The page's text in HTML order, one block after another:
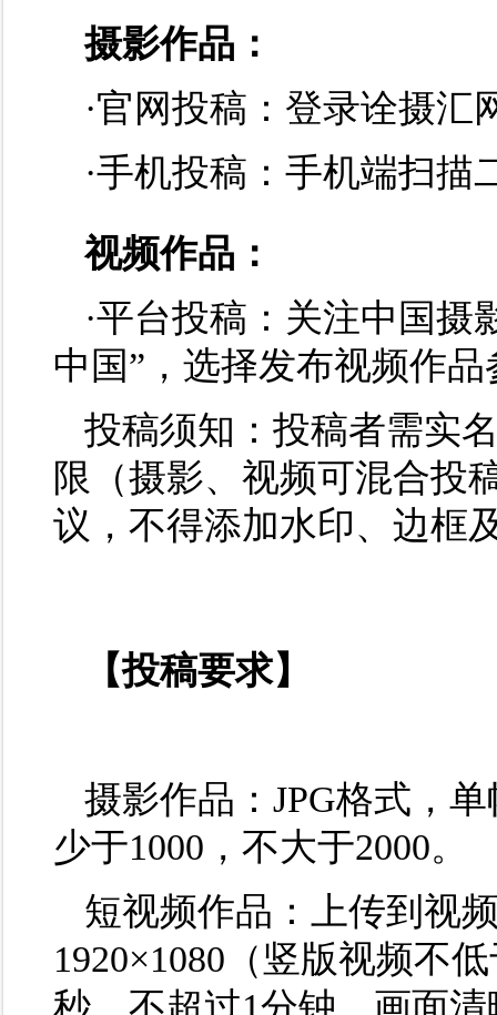
摄影作品：
·官网投稿：登录诠摄汇
·手机投稿：手机端扫描
视频作品：
·平台投稿：关注中国摄
中国”，选择发布视频作品
投稿须知：投稿者需实
限（摄影、视频可混合投
议，不得添加水印、边框
【投稿要求】
摄影作品：JPG格式，
少于1000，不大于2000。
短视频作品：上传到视
1920×1080（竖版视频不
秒，不超过1分钟。画面